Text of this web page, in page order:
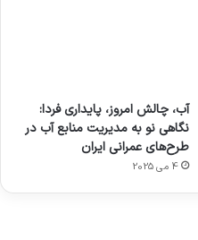
آب، چالش امروز، پایداری فردا:
نگاهی نو به مدیریت منابع آب در
طرح‌های عمرانی ایران
4 می 2025
با طعم
توسط
ژاکت
در
های
2023
توسط